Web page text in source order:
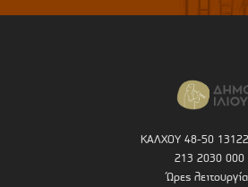
ΚΑΛΧΟΥ 48-50 13122
213 2030 000
Ώρες